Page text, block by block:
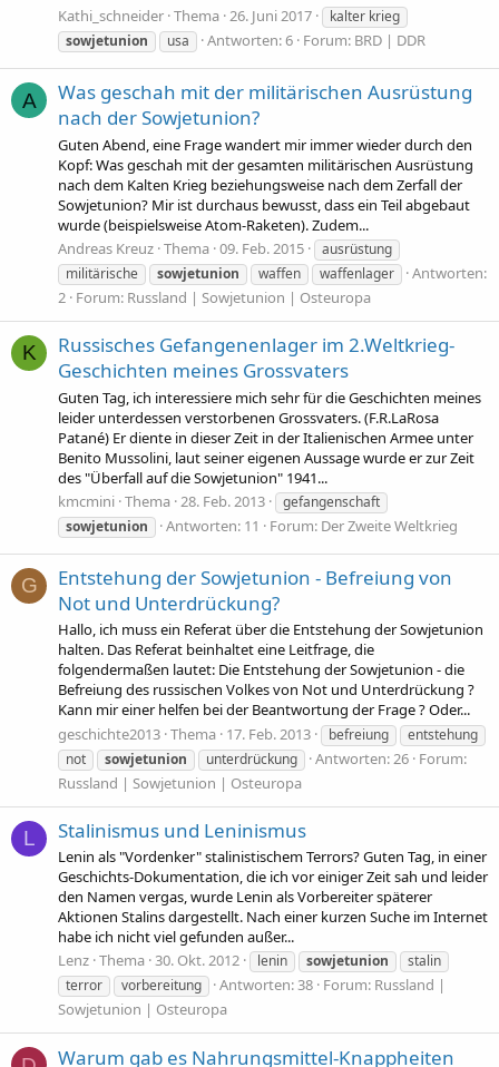
Kathi_schneider Thema 26. Juni 2017
kalter krieg
sowjetunion
usa Antworten: 6 Forum: BRD | DDR
A
Was geschah mit der militärischen Ausrüstung
nach der Sowjetunion?
Guten Abend, eine Frage wandert mir immer wieder durch den
Kopf: Was geschah mit der gesamten militärischen Ausrüstung
nach dem Kalten Krieg beziehungsweise nach dem Zerfall der
Sowjetunion? Mir ist durchaus bewusst, dass ein Teil abgebaut
wurde (beispielsweise Atom-Raketen). Zudem...
Andreas Kreuz Thema 09. Feb. 2015
ausrüstung
militärische
sowjetunion waffen waffenlager
Antworten:
2 Forum: Russland | Sowjetunion | Osteuropa
K
Russisches Gefangenenlager im 2.Weltkrieg-
Geschichten meines Grossvaters
Guten Tag, ich interessiere mich sehr für die Geschichten meines
leider unterdessen verstorbenen Grossvaters. (F.R.LaRosa
Patané) Er diente in dieser Zeit in der Italienischen Armee unter
Benito Mussolini, laut seiner eigenen Aussage wurde er zur Zeit
des "Überfall auf die Sowjetunion" 1941...
kmcmini Thema 28. Feb. 2013
gefangenschaft
sowjetunion
Antworten: 11 Forum: Der Zweite Weltkrieg
G
Entstehung der Sowjetunion - Befreiung von
Not und Unterdrückung?
Hallo, ich muss ein Referat über die Entstehung der Sowjetunion
halten. Das Referat beinhaltet eine Leitfrage, die
folgendermaßen lautet: Die Entstehung der Sowjetunion - die
Befreiung des russischen Volkes von Not und Unterdrückung ?
Kann mir einer helfen bei der Beantwortung der Frage ? Oder...
geschichte2013 Thema 17. Feb. 2013 befreiung
entstehung
not
sowjetunion unterdrückung Antworten: 26 Forum:
Russland | Sowjetunion | Osteuropa
L Stalinismus und Leninismus
Lenin als "Vordenker" stalinistischem Terrors? Guten Tag, in einer
Geschichts-Dokumentation, die ich vor einiger Zeit sah und leider
den Namen vergas, wurde Lenin als Vorbereiter späterer
Aktionen Stalins dargestellt. Nach einer kurzen Suche im Internet
habe ich nicht viel gefunden außer...
Lenz Thema 30. Okt. 2012 lenin sowjetunion
stalin
terror
vorbereitung Antworten: 38 Forum: Russland |
Sowjetunion | Osteuropa
Warum gab es Nahrungsmittel-Knappheiten